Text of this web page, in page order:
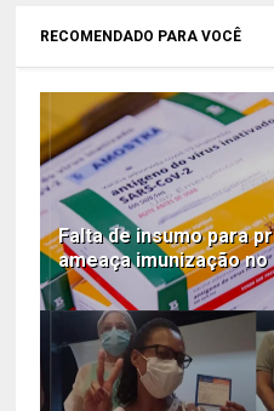
RECOMENDADO PARA VOCÊ
Falta de insumo para
ameaça imunização no